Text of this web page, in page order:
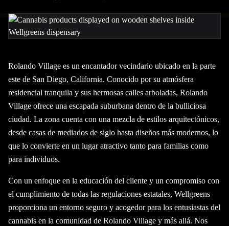
Rolando Village es un encantador vecindario ubicado en la parte
este de San Diego, California. Conocido por su atmósfera
residencial tranquila y sus hermosas calles arboladas, Rolando
Village ofrece una escapada suburbana dentro de la bulliciosa
ciudad. La zona cuenta con una mezcla de estilos arquitectónicos,
desde casas de mediados de siglo hasta diseños más modernos, lo
que lo convierte en un lugar atractivo tanto para familias como
para individuos.
Con un enfoque en la educación del cliente y un compromiso con
el cumplimiento de todas las regulaciones estatales, Wellgreens
proporciona un entorno seguro y acogedor para los entusiastas del
cannabis en la comunidad de Rolando Village y más allá. Nos